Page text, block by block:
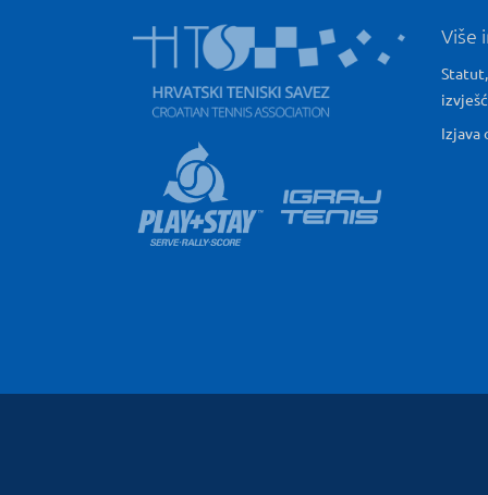
Više
Izjava